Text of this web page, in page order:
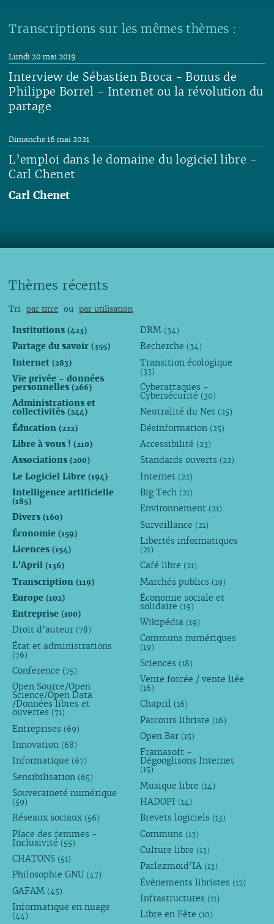
Transcriptions sur les mêmes thèmes :
Interview de Sébastien Broca - Bonus de
Philippe Borrel - Internet ou la révolution du
partage
Lundi 20 mai 2019
L’emploi dans le domaine du logiciel libre -
Carl Chenet
Dimanche 16 mai 2021
Carl Chenet
Thèmes récents
Tri par titre ou par utilisation
Institutions (423)
Partage du savoir (355)
Internet (283)
Vie privée - données
personnelles (266)
Administrations et
collectivités (244)
Éducation (222)
Libre à vous ! (210)
Associations (200)
Le Logiciel Libre (194)
Intelligence artificielle
(185)
Divers (160)
Économie (159)
Licences (154)
L’April (136)
Transcription (119)
Europe (102)
Entreprise (100)
Droit d’auteur (78)
État et administrations
(76)
Conference (75)
Open Source/Open
Science/Open Data
/Données libres et
ouvertes (71)
Entreprises (69)
Innovation (68)
Informatique (67)
Sensibilisation (65)
Souveraineté numérique
(59)
Réseaux sociaux (56)
Place des femmes -
Inclusivité (55)
CHATONS (51)
Philosophie GNU (47)
GAFAM (45)
Informatique en nuage
(44)
DRM (34)
Recherche (34)
Transition écologique
(33)
Cyberattaques -
Cybersécurité (30)
Neutralité du Net (25)
Désinformation (25)
Accessibilité (23)
Standards ouverts (22)
Internet (22)
Big Tech (21)
Environnement (21)
Surveillance (21)
Libertés informatiques
(21)
Café libre (21)
Marchés publics (19)
Économie sociale et
solidaire (19)
Wikipédia (19)
Communs numériques
(19)
Sciences (18)
Vente forcée / vente liée
(16)
Chapril (16)
Parcours libriste (16)
Open Bar (15)
Framasoft -
Dégooglisons Internet
(15)
Musique libre (14)
HADOPI (14)
Brevets logiciels (13)
Communs (13)
Culture libre (13)
Parlezmoid’IA (13)
Évènements libristes (12)
Infrastructures (11)
Libre en Fête (10)